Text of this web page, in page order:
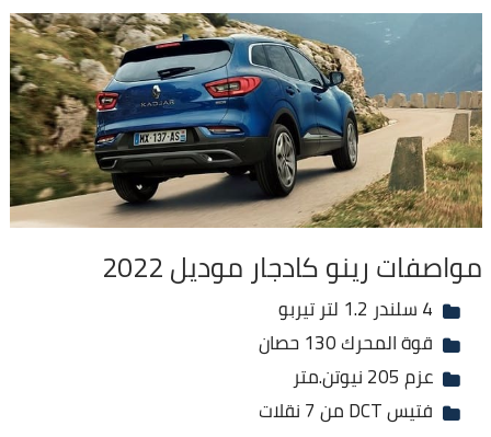
مواصفات رينو كادجار موديل 2022
4 سلندر 1.2 لتر تيربو
قوة المحرك 130 حصان
عزم 205 نيوتن.متر
فتيس DCT من 7 نقلات